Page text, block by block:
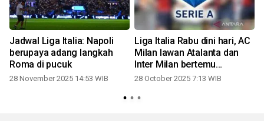
Jadwal Liga Italia: Napoli
berupaya adang langkah
Roma di pucuk
28 November 2025 14:53 WIB
Liga Italia Rabu dini hari, AC
Milan lawan Atalanta dan
Inter Milan bertemu
Fiorentina.
28 October 2025 7:13 WIB